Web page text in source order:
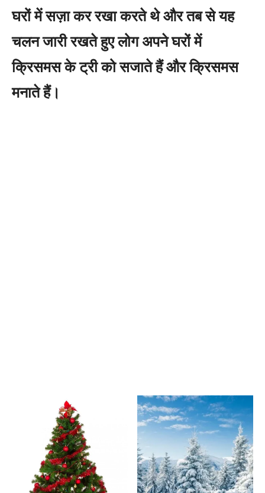
घरों में सज़ा कर रखा करते थे और तब से यह
चलन जारी रखते हुए लोग अपने घरों में
क्रिसमस के ट्री को सजाते हैं और क्रिसमस
मनाते हैं।